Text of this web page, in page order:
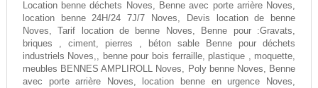
Location benne déchets Noves, Benne avec porte arrière Noves,
location benne 24H/24 7J/7 Noves, Devis location de benne
Noves, Tarif location de benne Noves, Benne pour :Gravats,
briques , ciment, pierres , béton sable Benne pour déchets
industriels Noves,, benne pour bois ferraille, plastique , moquette,
meubles BENNES AMPLIROLL Noves, Poly benne Noves, Benne
avec porte arrière Noves, location benne en urgence Noves,